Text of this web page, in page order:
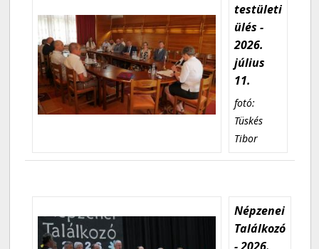
testületi
ülés -
2026.
július
11.
fotó:
Tüskés
Tibor
Népzenei
Találkozó